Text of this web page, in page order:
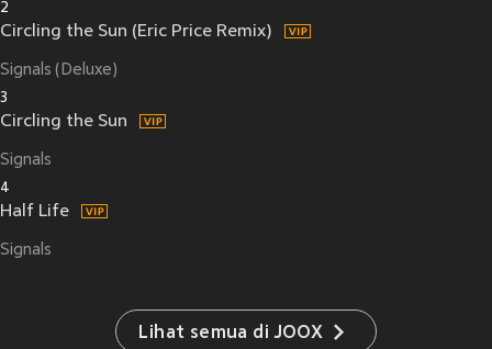
2
Circling the Sun (Eric Price Remix)
Signals (Deluxe)
3
Circling the Sun
Signals
4
Half Life
Signals
Lihat semua di JOOX